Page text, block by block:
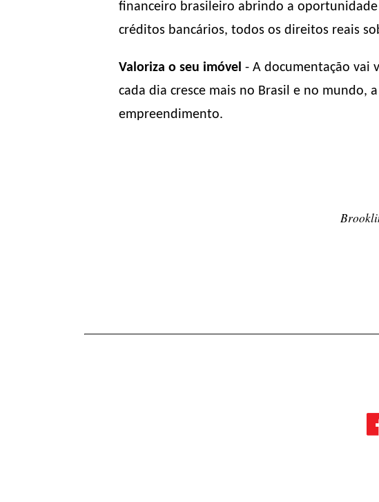
financeiro brasileiro abrindo a oportunidade
créditos bancários, todos os direitos reais
Valoriza o seu imóvel - A documentação vai
cada dia cresce mais no Brasil e no mundo,
empreendimento.